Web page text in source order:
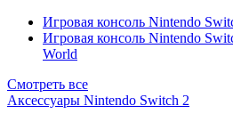
Игровая консоль Nintendo
Игровая консоль Nintendo
World
Смотреть все
Аксессуары Nintendo Switch 2